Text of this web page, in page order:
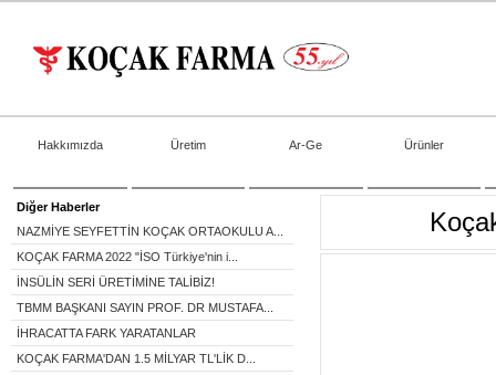
Hakkımızda Üretim Ar-Ge Ürünler
Diğer Haberler
NAZMİYE SEYFETTİN KOÇAK ORTAOKULU A...
KOÇAK FARMA 2022 "İSO Türkiye'nin i...
İNSÜLİN SERİ ÜRETİMİNE TALİBİZ!
TBMM BAŞKANI SAYIN PROF. DR MUSTAFA...
İHRACATTA FARK YARATANLAR
KOÇAK FARMA'DAN 1.5 MİLYAR TL'LİK D...